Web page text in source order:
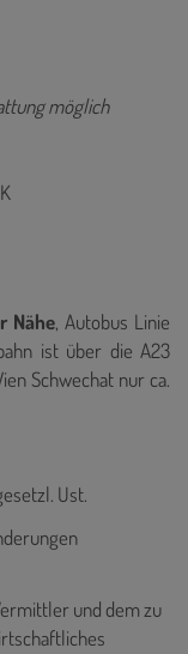
möglich
Nähe,Autobus Linie
ist über die A23
Schwechat nur ca.
Ust.
und dem zu